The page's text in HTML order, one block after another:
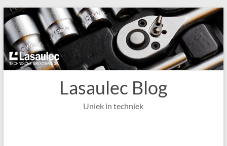
Ga
naar
de
inhoud
Lasaulec Blog
Uniek in techniek